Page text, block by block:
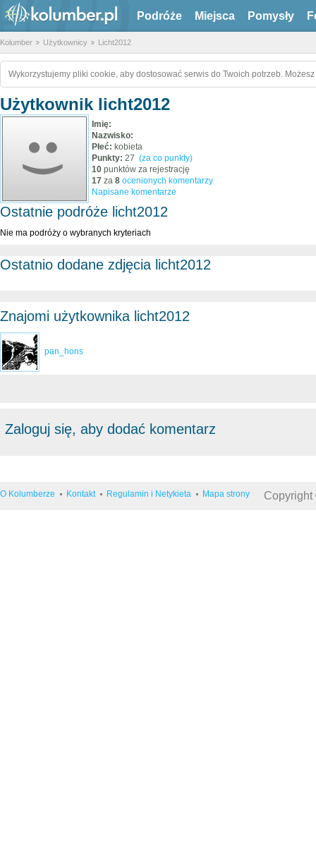
Podróże Miejsca Pomysły
Kolumber Użytkownicy Licht2012
Wykorzystujemy pliki cookie, aby dostosować serwis do Twoich potrzeb.
Użytkownik licht2012
Imię:
Nazwisko:
Płeć: kobieta
Punkty: 27 (za co punkty)
10 punktów za rejestrację
17 za 8 ocenionych komentarzy
Napisane komentarze
Ostatnie podróże licht2012
Nie ma podróży o wybranych kryteriach
Ostatnio dodane zdjęcia licht2012
Znajomi użytkownika licht2012
pan_hons
Zaloguj się, aby dodać komentarz
O Kolumberze Kontakt Regulamin i Netykieta Mapa strony